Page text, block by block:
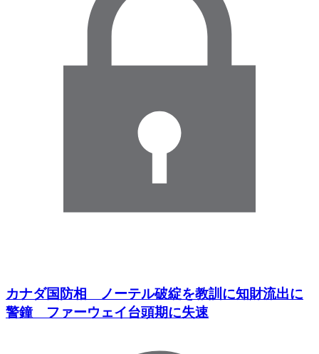
カナダ国防相 ノーテル破綻を教訓に知財流出に
警鐘 ファーウェイ台頭期に失速